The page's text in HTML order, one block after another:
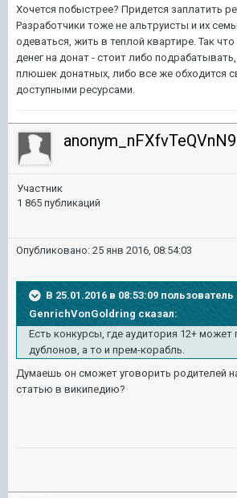
Хочется побыстрее? Придется заплатить
Разработчики тоже не альтруисты и их
одеваться, жить в теплой квартире. Так что
денег на донат - стоит либо
плюшек донатных, либо все же обходится
доступными ресурсами.
anonym_nFXfvTeQVnN9
Участник
1 865 публикаций
Опубликовано: 25 янв 2016, 08:54:03
В 25.01.2016 в 08:53:09 пользователь
GenrichVonGoldring сказал:
Есть конкурсы, где аудитория 12+ может
дублонов, а то и прем-корабль.
Думаешь он сможет уговорить родителей
статью в википедию?